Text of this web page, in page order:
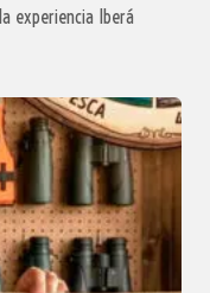
experiencia Iberá